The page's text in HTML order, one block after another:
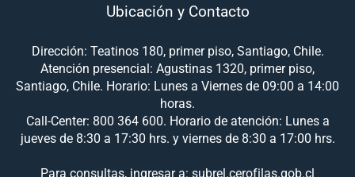
Ubicación y Contacto
Dirección: Teatinos 180, primer piso, Santiago, Chile.
Atención presencial: Agustinas 1320, primer piso,
Santiago, Chile. Horario: Lunes a Viernes de 09:00 a 14:00
horas.
Call-Center: 800 364 600. Horario de atención: Lunes a
jueves de 8:30 a 17:30 hrs. y viernes de 8:30 a 17:00 hrs.
Para consultas, ingresar a: subrel.cerofilas.gob.cl